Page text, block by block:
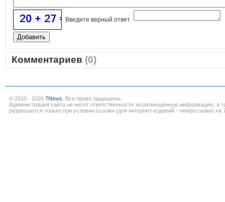
Введите верный ответ
Комментариев (0)
© 2010 - 2026 7News . Все права защищены.
Администрация сайта не несёт ответственности за размещённую информацию, а
разрешается только при условии ссылки (для интернет-изданий - гиперссылки) на